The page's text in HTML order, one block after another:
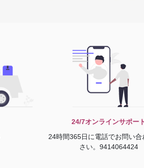
24/7オンラインサポー
24時間365日に電話でお問い合
さい。9414064424